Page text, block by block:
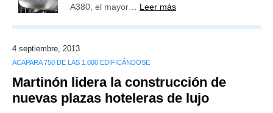
A380, el mayor… Leer más
4 septiembre, 2013
ACAPARA 750 DE LAS 1.000 EDIFICÁNDOSE
Martinón lidera la construcción de
nuevas plazas hoteleras de lujo